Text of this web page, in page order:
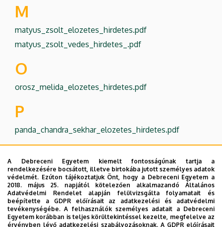
M
matyus_zsolt_elozetes_hirdetes.pdf
matyus_zsolt_vedes_hirdetes_.pdf
O
orosz_melida_elozetes_hirdetes.pdf
P
panda_chandra_sekhar_elozetes_hirdetes.pdf
SZ
szuszik_csanad_vedes_hirdetes.pdf
S
soltesz_tibor_elozetes_hirdetes.pdf
A Debreceni Egyetem kiemelt fontosságúnak tartja a
rendelkezésére bocsátott, illetve birtokába jutott személyes adatok
védelmét. Ezúton tájékoztatjuk Önt, hogy a Debreceni Egyetem a
2018. május 25. napjától kötelezően alkalmazandó Általános
Adatvédelmi Rendelet alapján felülvizsgálta folyamatait és
beépítette a GDPR előírásait az adatkezelési és adatvédelmi
tevékenységébe. A felhasználók személyes adatait a Debreceni
Egyetem korábban is teljes körültekintéssel kezelte, megfelelve az
érvényben lévő adatkezelési szabályozásoknak. A GDPR előírásait